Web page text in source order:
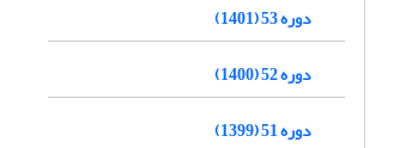
دوره 53 (1401)
دوره 52 (1400)
دوره 51 (1399)